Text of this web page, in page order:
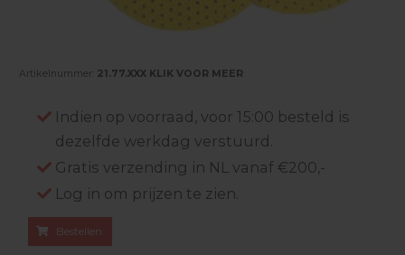
Artikelnummer: 21.77.XXX KLIK VOOR MEER
Indien op voorraad, voor 15:00 besteld is
dezelfde werkdag verstuurd.
Gratis verzending in NL vanaf €200,-
Log in om prijzen te zien.
Bestellen